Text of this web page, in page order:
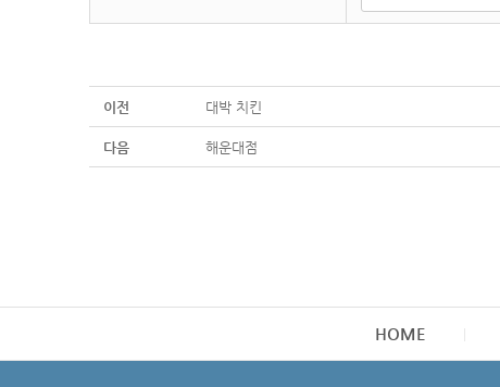
이전 대박 치킨
다음 해운대점
HOME